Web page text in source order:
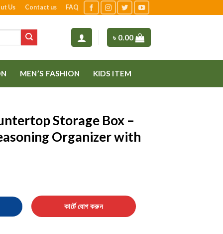
Us Contact us FAQ
৳ 0.00
MEN’S FASHION KIDS ITEM
Storage Box –
Organizer with
Box – Large-Capacity Seasoning Organizer with Handle
কার্টে যোগ করুন